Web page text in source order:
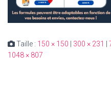
Taille : 150 × 150 300 × 231
1048 × 807